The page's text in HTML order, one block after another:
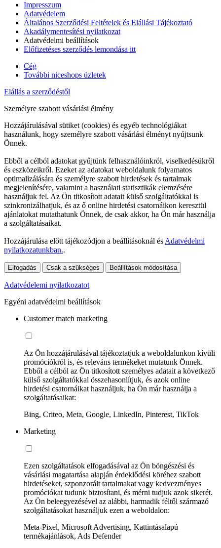
Impresszum
Adatvédelem
Általános Szerződési Feltételek és Elállási Tájékoztató
Akadálymentesítési nyilatkozat
Adatvédelmi beállítások
Előfizetéses szerződés lemondása itt
Cég
További niceshops üzletek
Elállás a szerződéstől
Személyre szabott vásárlási élmény
Hozzájárulásával sütiket (cookies) és egyéb technológiákat
használunk, hogy személyre szabott vásárlási élményt nyújtsunk
Önnek.
Ebből a célból adatokat gyűjtünk felhasználóinkról, viselkedésükről
és eszközeikről. Ezeket az adatokat weboldalunk folyamatos
optimalizálására és személyre szabott hirdetések és tartalmak
megjelenítésére, valamint a használati statisztikák elemzésére
használjuk fel. Az Ön titkosított adatait külső szolgáltatókkal is
szinkronizálhatjuk, és az ő online hirdetési csatornáikon keresztül
ajánlatokat mutathatunk Önnek, de csak akkor, ha Ön már használja
a szolgáltatásaikat.
Hozzájárulása előtt tájékozódjon a beállításoknál és Adatvédelmi
nyilatkozatunkban..
Elfogadás Csak a szükséges Beállítások módosítása
Adatvédelemi nyilatkozatot
Egyéni adatvédelmi beállítások
Customer match marketing
Az Ön hozzájárulásával tájékoztatjuk a weboldalunkon kívüli
promóciókról is, és releváns termékeket mutatunk Önnek.
Ebből a célból az Ön titkosított személyes adatait a következő
külső szolgáltatókkal összehasonlítjuk, és azok online
hirdetési csatornáikat használjuk, ha Ön már használja a
szolgáltatásaikat:
Bing, Criteo, Meta, Google, LinkedIn, Pinterest, TikTok
Marketing
Ezen szolgáltatások elfogadásával az Ön böngészési és
vásárlási magatartása alapján érdeklődési köréhez szabott
hirdetéseket, szponzorált tartalmakat vagy kedvezményes
promóciókat tudunk biztosítani, és mérni tudjuk azok sikerét.
Az Ön beleegyezésével az alábbi, harmadik féltől származó
szolgáltatásokat használjuk ezen a weboldalon:
Meta-Pixel, Microsoft Advertising, Kattintásalapú
termékajánlások, Ads Defender